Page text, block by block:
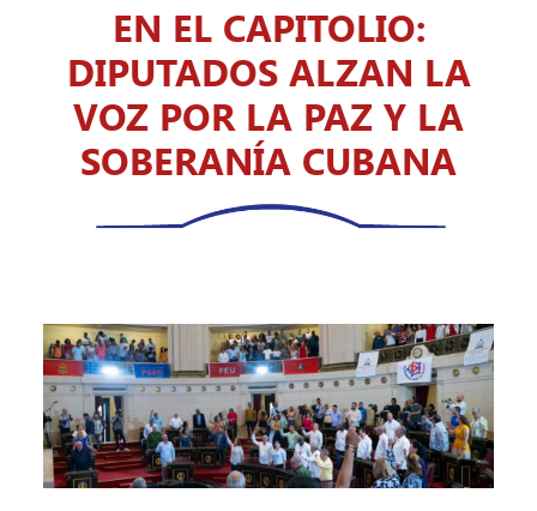
EN EL CAPITOLIO:
DIPUTADOS ALZAN LA
VOZ POR LA PAZ Y LA
SOBERANÍA CUBANA